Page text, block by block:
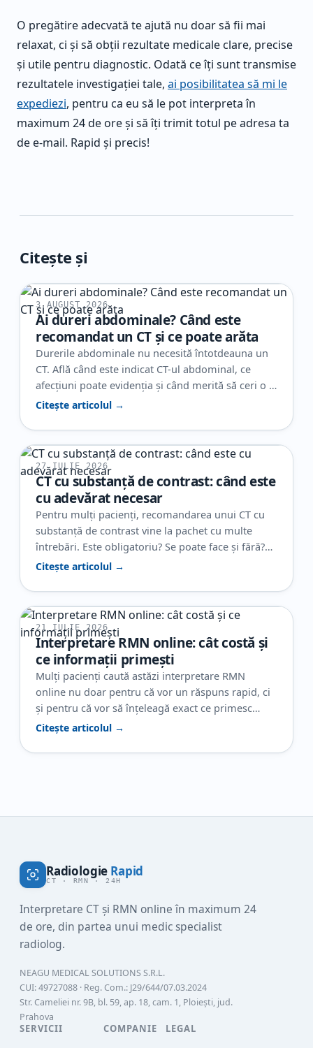
O pregătire adecvată te ajută nu doar să fii mai
relaxat, ci și să obții rezultate medicale clare, precise
și utile pentru diagnostic. Odată ce îți sunt transmise
rezultatele investigației tale, ai posibilitatea să mi le
expediezi, pentru ca eu să le pot interpreta în
maximum 24 de ore și să îți trimit totul pe adresa ta
de e-mail. Rapid și precis!
Citește și
3 AUGUST 2026
Ai dureri abdominale? Când este
recomandat un CT și ce poate arăta
Durerile abdominale nu necesită întotdeauna un
CT. Află când este indicat CT-ul abdominal, ce
afecțiuni poate evidenția și când merită să ceri o a
doua opinie radiologică.
Citește articolul →
27 IULIE 2026
CT cu substanță de contrast: când este
cu adevărat necesar
Pentru mulți pacienți, recomandarea unui CT cu
substanță de contrast vine la pachet cu multe
întrebări. Este obligatoriu? Se poate face și fără?
Ajută cu adevărat la diagnostic? Și, poate cel mai
caz și nu în altul? În realitate, contrastul nu este
folosit automat la orice CT. El…
Citește articolul →
21 IULIE 2026
Interpretare RMN online: cât costă și
ce informații primești
Mulți pacienți caută astăzi interpretare RMN
online nu doar pentru că vor un răspuns rapid, ci
și pentru că vor să înțeleagă exact ce primesc
pentru banii plătiți. Când ai deja o investigație, dar
opinie, contează foarte mult să știi și cât costă
Citește articolul →
Radiologie Rapid
CT · RMN · 24H
Interpretare CT și RMN online în maximum 24
de ore, din partea unui medic specialist
radiolog.
NEAGU MEDICAL SOLUTIONS S.R.L.
CUI:49727088 · Reg. Com.: J29/644/07.03.2024
Str. Cameliei nr. 9B, bl. 59, ap. 18, cam. 1, Ploiești, jud.
Prahova
SERVICII COMPANIE LEGAL